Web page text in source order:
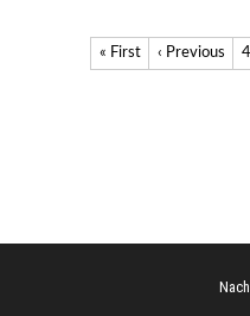
« First ‹ Previous